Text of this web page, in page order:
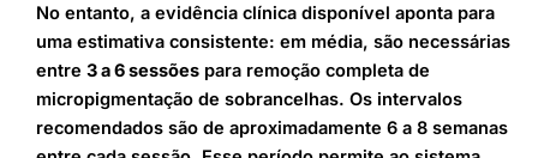
No entanto, a evidência clínica disponível aponta para
uma estimativa consistente: em média, são necessárias
entre3 a 6 sessões para remoção completa de
micropigmentação de sobrancelhas. Os intervalos
recomendados são de aproximadamente 6 a 8 semanas